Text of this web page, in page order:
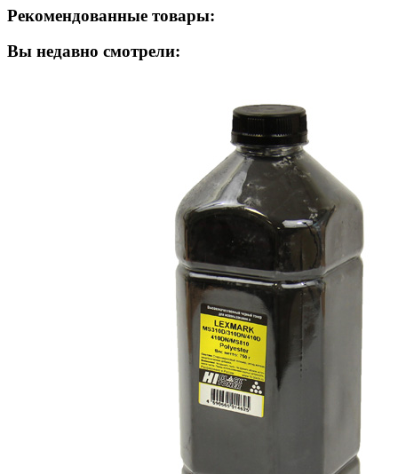
Рекомендованные товары:
Вы недавно смотрели: